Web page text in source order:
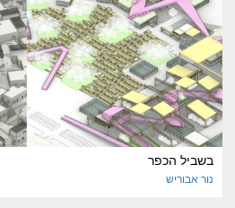
בשביל הכפר
נור אבוריש